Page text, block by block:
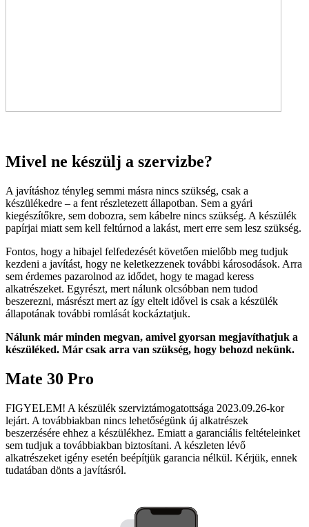
Mivel ne készülj a szervizbe?
A javításhoz tényleg semmi másra nincs szükség, csak a
készülékedre – a fent részletezett állapotban. Sem a gyári
kiegészítőkre, sem dobozra, sem kábelre nincs szükség. A készülék
papírjai miatt sem kell feltúrnod a lakást, mert erre sem lesz szükség.
Fontos, hogy a hibajel felfedezését követően mielőbb meg tudjuk
kezdeni a javítást, hogy ne keletkezzenek további károsodások. Arra
sem érdemes pazarolnod az idődet, hogy te magad keress
alkatrészeket. Egyrészt, mert nálunk olcsóbban nem tudod
beszerezni, másrészt mert az így eltelt idővel is csak a készülék
állapotának további romlását kockáztatjuk.
Nálunk már minden megvan, amivel gyorsan megjavíthatjuk a
készüléked. Már csak arra van szükség, hogy behozd nekünk.
Mate 30 Pro
FIGYELEM! A készülék szerviztámogatottsága 2023.09.26-kor
lejárt. A továbbiakban nincs lehetőségünk új alkatrészek
beszerzésére ehhez a készülékhez. Emiatt a garanciális feltételeinket
sem tudjuk a továbbiakban biztosítani. A készleten lévő
alkatrészeket igény esetén beépítjük garancia nélkül. Kérjük, ennek
tudatában dönts a javításról.